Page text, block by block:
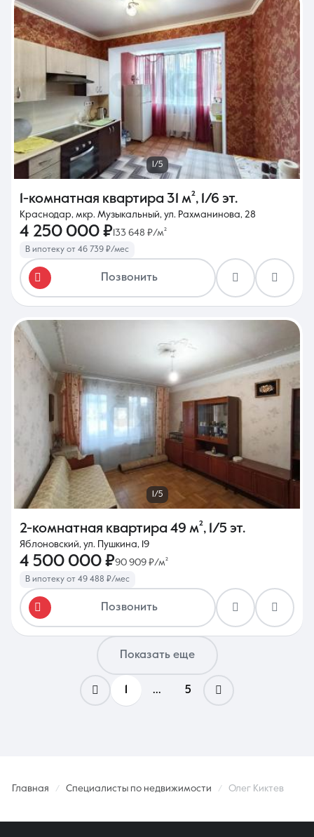
1/5
1-комнатная квартира 31 м², 1/6 эт.
Краснодар, мкр. Музыкальный, ул. Рахманинова, 28
4 250 000 ₽ 133 648 ₽/м²
В ипотеку от 46 739 ₽/мес
Позвонить
1/5
2-комнатная квартира 49 м², 1/5 эт.
Яблоновский, ул. Пушкина, 19
4 500 000 ₽90 909 ₽/м²
В ипотеку от 49 488 ₽/мес
Позвонить
Показать еще
1 ... 5
Главная Специалисты по недвижимости Олег Киктев